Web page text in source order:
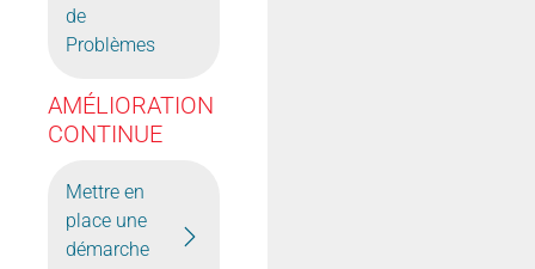
de
Problèmes
AMÉLIORATION
CONTINUE
Mettre en
place une
démarche